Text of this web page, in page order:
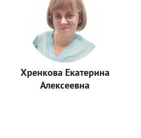
Хренкова Екатерина
Алексеевна